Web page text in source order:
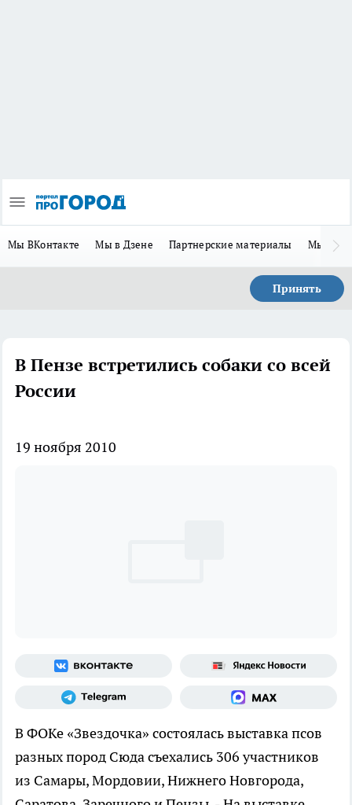
Мы ВКонтакте Мы в Дзене Партнерские материалы Мы в
Принять
В Пензе встретились собаки со всей
России
19 ноября 2010
В ФОКе «Звездочка» состоялась выставка псов
разных пород Сюда съехались 306 участников
из Самары, Мордовии, Нижнего Новгорода,